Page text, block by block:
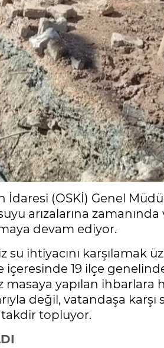
İdaresi (OSKİ) Genel
arızalarına zamanında
devam ediyor.
su ihtiyacını karşılamak
içeresinde 19 ilçe
masaya yapılan ihbarlara
değil, vatandaşa karşı
takdir topluyor.